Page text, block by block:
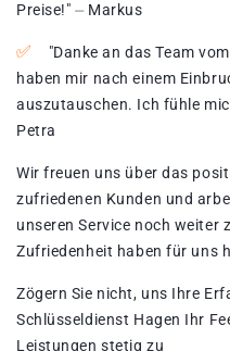
Preise!​" ⏤ Markus
"Danke an das Team
haben mir nach einem
auszutauschen. Ich fühle
Petra
Wir freuen uns über das
zufriedenen Kunden und
unseren Service noch weiter
Zufriedenheit haben für uns
Zögern Sie nicht, uns Ihre
Schlüsseldienst Hagen Ihr
Leistungen stetig zu